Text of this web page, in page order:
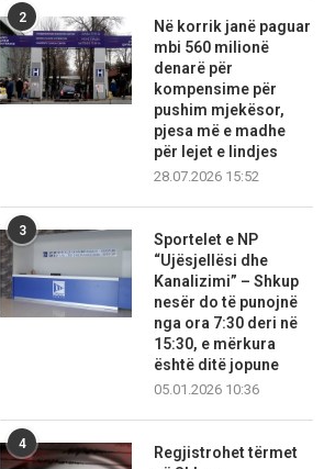
2
Në korrik janë paguar
mbi 560 milionë
denarë për
kompensime për
pushim mjekësor,
pjesa më e madhe
për lejet e lindjes
28.07.2026 15:52
3
Sportelet e NP
“Ujësjellësi dhe
Kanalizimi” – Shkup
nesër do të punojnë
nga ora 7:30 deri në
15:30, e mërkura
është ditë jopune
05.01.2026 10:36
4
Regjistrohet tërmet